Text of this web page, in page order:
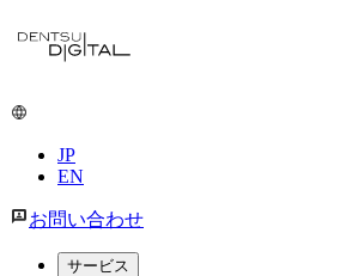
メ
コ
ツ
JP
EN
お問い合わせ
サービス